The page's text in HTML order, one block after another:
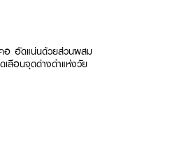
คอ อัดแน่นด้วยส่วนผสม
ลือนจุดด่างดำแห่งวัย